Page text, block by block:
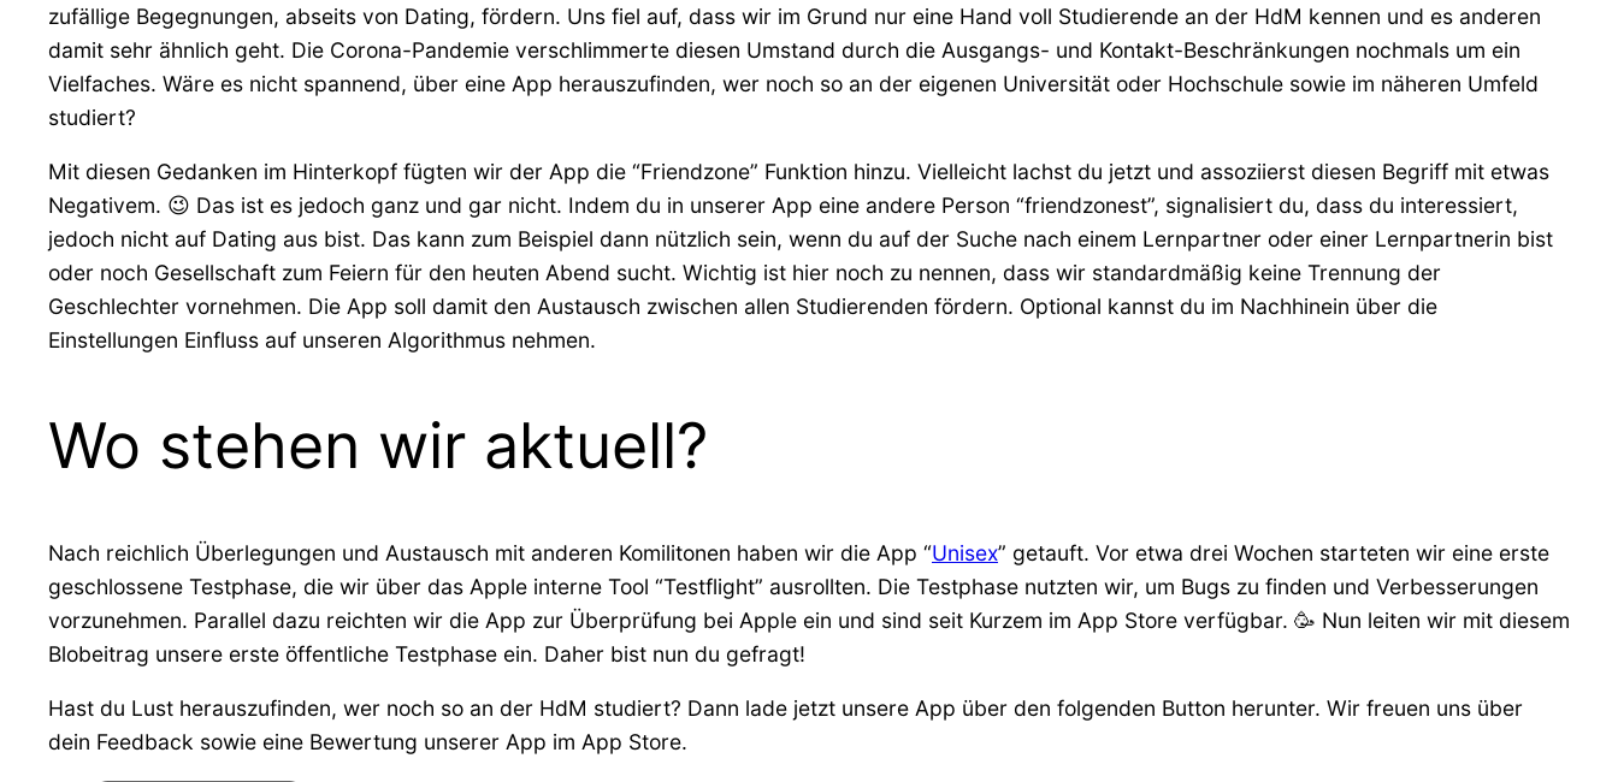
zufällige Begegnungen, abseits von Dating, fördern. Uns fiel auf, dass wir im Grund nur eine Hand voll Studierende an der HdM kennen und es anderen
damit sehr ähnlich geht. Die Corona-Pandemie verschlimmerte diesen Umstand durch die Ausgangs- und Kontakt-Beschränkungen nochmals um ein
Vielfaches. Wäre es nicht spannend, über eine App herauszufinden, wer noch so an der eigenen Universität oder Hochschule sowie im näheren Umfeld
studiert?
Mit diesen Gedanken im Hinterkopf fügten wir der App die “Friendzone” Funktion hinzu. Vielleicht lachst du jetzt und assoziierst diesen Begriff mit etwas
Negativem. 😉 Das ist es jedoch ganz und gar nicht. Indem du in unserer App eine andere Person “friendzonest”, signalisiert du, dass du interessiert,
jedoch nicht auf Dating aus bist. Das kann zum Beispiel dann nützlich sein, wenn du auf der Suche nach einem Lernpartner oder einer Lernpartnerin bist
oder noch Gesellschaft zum Feiern für den heuten Abend sucht. Wichtig ist hier noch zu nennen, dass wir standardmäßig keine Trennung der
Geschlechter vornehmen. Die App soll damit den Austausch zwischen allen Studierenden fördern. Optional kannst du im Nachhinein über die
Einstellungen Einfluss auf unseren Algorithmus nehmen.
Wo stehen wir aktuell?
Nach reichlich Überlegungen und Austausch mit anderen Komilitonen haben wir die App “Unisex” getauft. Vor etwa drei Wochen starteten wir eine erste
geschlossene Testphase, die wir über das Apple interne Tool “Testflight” ausrollten. Die Testphase nutzten wir, um Bugs zu finden und Verbesserungen
vorzunehmen. Parallel dazu reichten wir die App zur Überprüfung bei Apple ein und sind seit Kurzem im App Store verfügbar. 🥳 Nun leiten wir mit diesem
Blobeitrag unsere erste öffentliche Testphase ein. Daher bist nun du gefragt!
Hast du Lust herauszufinden, wer noch so an der HdM studiert? Dann lade jetzt unsere App über den folgenden Button herunter. Wir freuen uns über
dein Feedback sowie eine Bewertung unserer App im App Store.